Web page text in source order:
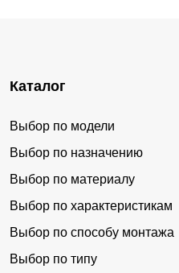
Каталог
Выбор по модели
Выбор по назначению
Выбор по материалу
Выбор по характеристикам
Выбор по способу монтажа
Выбор по типу